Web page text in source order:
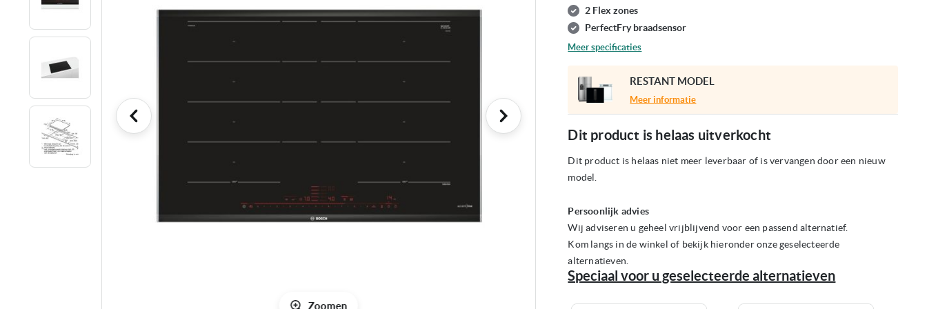
2 Flex zones
PerfectFry braadsensor
Meer specificaties
RESTANT MODEL
Meer informatie
Zoomen
Dit product is helaas uitverkocht
Dit product is helaas niet meer leverbaar of is vervangen door een nieuw
model.
Persoonlijk advies
Wij adviseren u geheel vrijblijvend voor een passend alternatief.
Kom langs in de winkel of bekijk hieronder onze geselecteerde
alternatieven.
Speciaal voor u geselecteerde alternatieven